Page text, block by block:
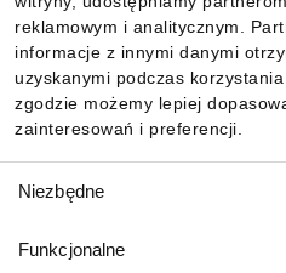
reklamowym i analitycznym.
informacje z innymi danymi
uzyskanymi podczas
zgodzie możemy lepiej
zainteresowań i preferencji.
zgody
Niezbędne
Funkcjonalne
Pobierz naszą